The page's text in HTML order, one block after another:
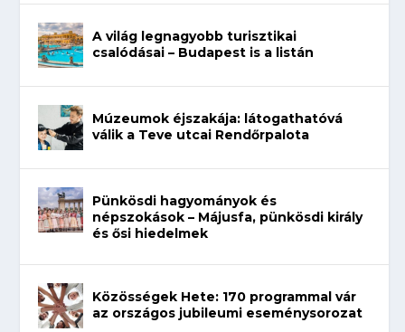
A világ legnagyobb turisztikai
csalódásai – Budapest is a listán
Múzeumok éjszakája: látogathatóvá
válik a Teve utcai Rendőrpalota
Pünkösdi hagyományok és
népszokások – Májusfa, pünkösdi király
és ősi hiedelmek
Közösségek Hete: 170 programmal vár
az országos jubileumi eseménysorozat